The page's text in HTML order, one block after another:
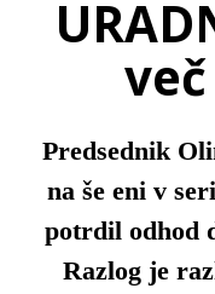
Predsednik
na še eni v
potrdil odhod
Razlog je